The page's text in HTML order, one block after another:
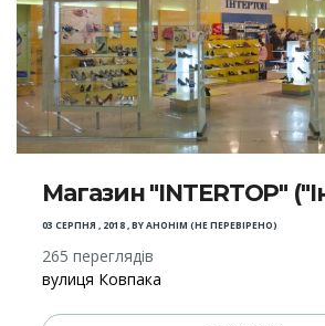
Магазин "INTERTOP"
03 СЕРПНЯ , 2018,BYАНОНІМ (НЕ ПЕРЕВІРЕНО)
265 переглядів
вулиця Ковпака